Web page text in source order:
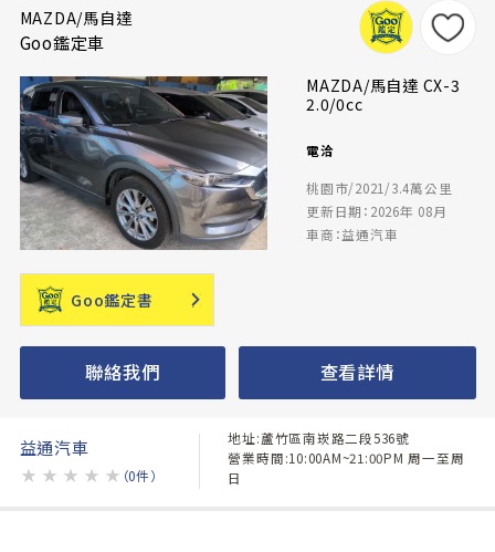
MAZDA/馬自達
Goo鑑定車
MAZDA/馬自達 CX-3
2.0/0cc
電洽
桃園市/2021/3.4萬公里
更新日期：2026年 08月
車商：益通汽車
Goo鑑定書
聯絡我們 查看詳情
益通汽車
★ ★ ★ ★ ★ （0件）
地址:蘆竹區南崁路二段536號
營業時間:10:00AM~21:00PM 周一至周
日